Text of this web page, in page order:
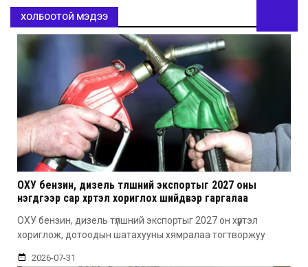
ХОЛБООТОЙ МЭДЭЭ
ОХУ бензин, дизель түлшний экспортыг 2027 оны
нэгдүгээр сар хүртэл хориглох шийдвэр гаргалаа
ОХУ бензин, дизель түлшний экспортыг 2027 он хүртэл
хориглож, дотоодын шатахууны хямралаа тогтворжуу
2026-07-31